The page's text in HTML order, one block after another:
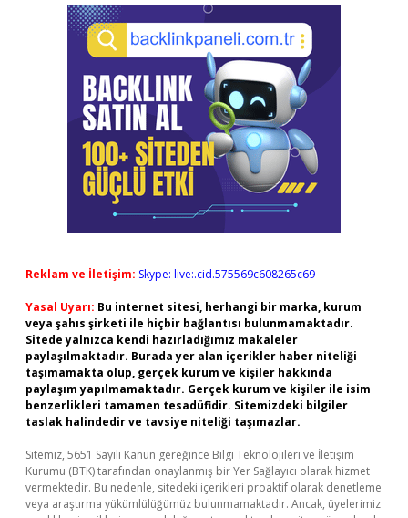
Reklam ve İletişim: Skype: live:.cid.575569c608265c69
Yasal Uyarı: Bu internet sitesi, herhangi bir marka, kurum
veya şahıs şirketi ile hiçbir bağlantısı bulunmamaktadır.
Sitede yalnızca kendi hazırladığımız makaleler
paylaşılmaktadır. Burada yer alan içerikler haber niteliği
taşımamakta olup, gerçek kurum ve kişiler hakkında
paylaşım yapılmamaktadır. Gerçek kurum ve kişiler ile isim
benzerlikleri tamamen tesadüfidir. Sitemizdeki bilgiler
taslak halindedir ve tavsiye niteliği taşımazlar.
Sitemiz, 5651 Sayılı Kanun gereğince Bilgi Teknolojileri ve İletişim
Kurumu (BTK) tarafından onaylanmış bir Yer Sağlayıcı olarak hizmet
vermektedir. Bu nedenle, sitedeki içerikleri proaktif olarak denetleme
veya araştırma yükümlülüğümüz bulunmamaktadır. Ancak, üyelerimiz